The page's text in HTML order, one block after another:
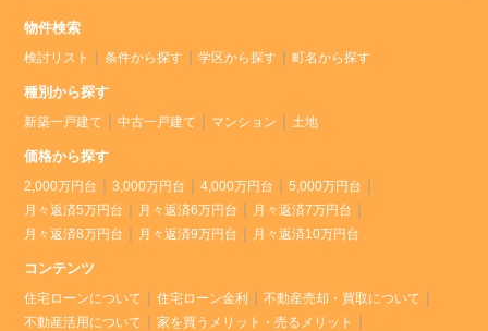
物件検索
検討リスト 条件から探す 学区から探す 町名から探す
種別から探す
新築一戸建て 中古一戸建て マンション 土地
価格から探す
2,000万円台 3,000万円台 4,000万円台
5,000万円台
月々返済5万円台
月々返済6万円台
月々返済7万円台
月々返済8万円台
月々返済9万円台 月々返済10万円台
コンテンツ
住宅ローンについて 住宅ローン金利
不動産売却・買取について
不動産活用について
家を買うメリット・売るメリット